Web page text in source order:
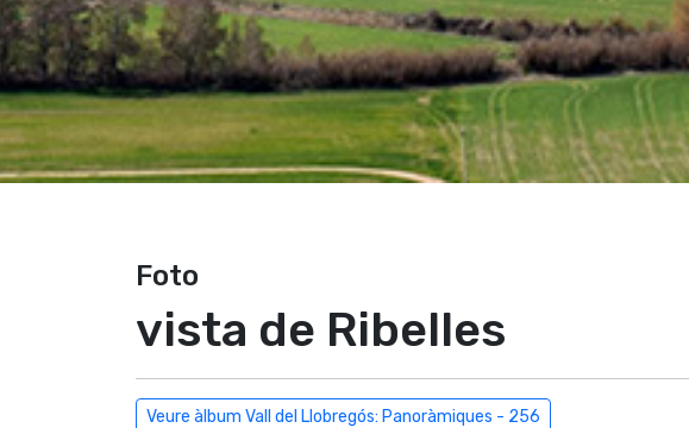
Foto
vista de Ribelles
Veure àlbum Vall del Llobregós: Panoràmiques - 256